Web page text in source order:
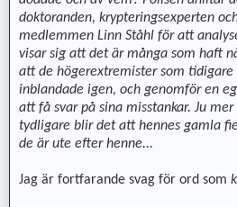
doktoranden, krypteringsexperten
medlemmen Linn Ståhl för att
visar sig att det är många som haft
att de högerextremister som
inblandade igen, och genomför en
att få svar på sina misstankar. Ju
tydligare blir det att hennes gamla
de är ute efter henne...
Jag är fortfarande svag för ord som